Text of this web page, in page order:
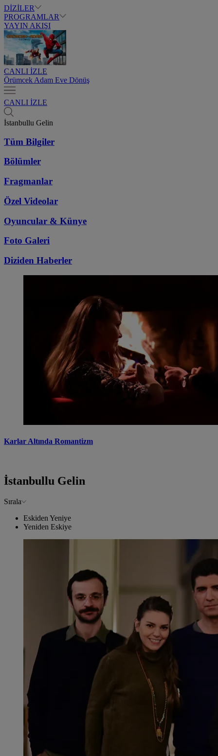
DİZİLER
PROGRAMLAR
YAYIN AKIŞI
CANLI İZLE
Örümcek Adam Eve Dönüş
CANLI İZLE
İstanbullu Gelin
Tüm Bilgiler
Bölümler
Fragmanlar
Özel Videolar
Oyuncular & Künye
Foto Galeri
Diziden Haberler
Karlar Altında Romantizm
İstanbullu Gelin
Sırala
Eskiden Yeniye
Yeniden Eskiye